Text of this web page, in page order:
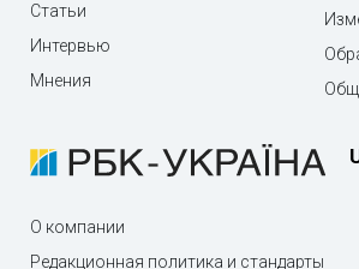
Статьи
Интервью
Мнения
О компании
Редакционная политика и стандарты